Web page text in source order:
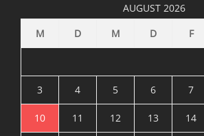
i
n
AUGUST 2026
M
D M D F
3 4 5 6 7
10 11 12 13 14